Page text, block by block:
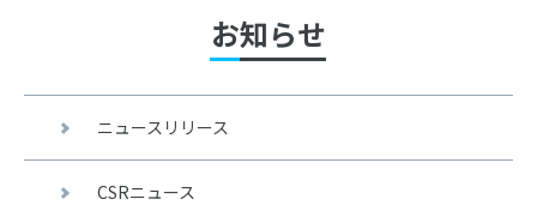
お知らせ
ニュースリリース
CSRニュース